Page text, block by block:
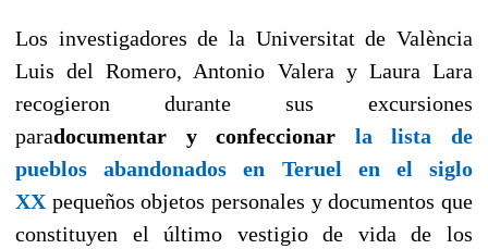
Los investigadores de la Universitat de València
Luis del Romero, Antonio Valera y Laura Lara
recogieron durante sus excursiones
paradocumentar y confeccionar la lista de
pueblos abandonados en Teruel en el siglo
XX pequeños objetos personales y documentos que
constituyen el último vestigio de vida de los